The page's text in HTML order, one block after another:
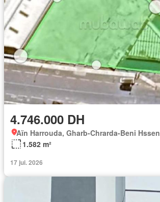
4.746.000 DH
Aïn Harrouda, Gharb-Chrarda-Beni Hssen
1.582 m²
17 jui. 2026